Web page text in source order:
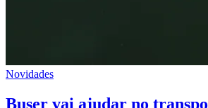
Novidades
Buser vai ajudar no